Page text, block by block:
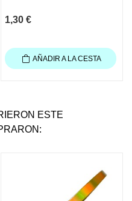
1,30 €
AÑADIR A LA CESTA
ESTE